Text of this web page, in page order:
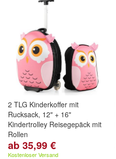
2 TLG Kinderkoffer mit
Rucksack, 12" + 16"
Kindertrolley Reisegepäck mit
Rollen
ab 35,99 €
Kostenloser Versand